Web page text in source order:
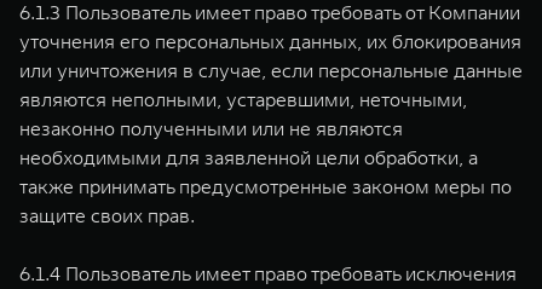
6.1.3 Пользователь имеет право требовать от Компании
уточнения его персональных данных, их блокирования
или уничтожения в случае, если персональные данные
являются неполными, устаревшими, неточными,
незаконно полученными или не являются
необходимыми для заявленной цели обработки, а
также принимать предусмотренные законом меры по
защите своих прав.
6.1.4 Пользователь имеет право требовать исключения